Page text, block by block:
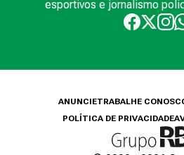
esportivos e jornalismo
ANUNCIETRABALHE
POLÍTICA DE PRIVACIDADE